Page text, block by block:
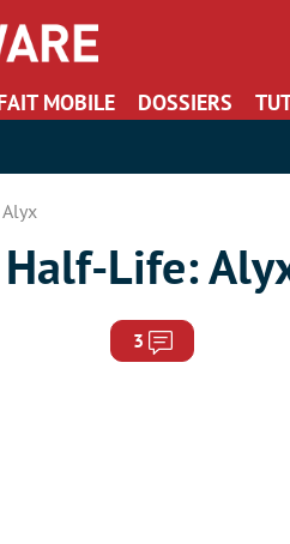
MOBILE DOSSIERS
Life:
3 Commentaires